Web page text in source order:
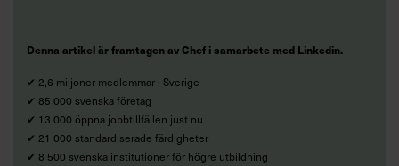
Denna artikel är framtagen av Chef i samarbete med Linkedin.
✔ 2,6 miljoner medlemmar i Sverige
✔ 85 000 svenska företag
✔ 13 000 öppna jobbtillfällen just nu
✔ 21 000 standardiserade färdigheter
✔ 8 500 svenska institutioner för högre utbildning